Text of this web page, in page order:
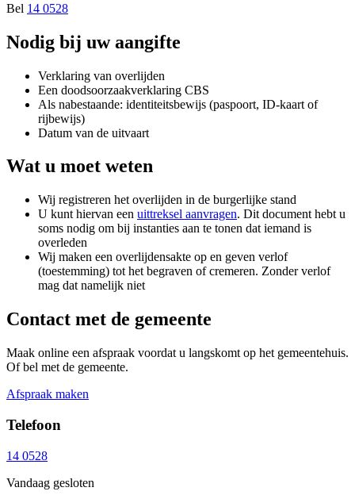
Bel 14 0528
Nodig bij uw aangifte
Verklaring van overlijden
Een doodsoorzaakverklaring CBS
Als nabestaande: identiteitsbewijs (paspoort, ID-kaart of
rijbewijs)
Datum van de uitvaart
Wat u moet weten
Wij registreren het overlijden in de burgerlijke stand
U kunt hiervan een uittreksel aanvragen. Dit document hebt u
soms nodig om bij instanties aan te tonen dat iemand is
overleden
Wij maken een overlijdensakte op en geven verlof
(toestemming) tot het begraven of cremeren. Zonder verlof
mag dat namelijk niet
Contact met de gemeente
Maak online een afspraak voordat u langskomt op het gemeentehuis.
Of bel met de gemeente.
Afspraak maken
Telefoon
14 0528
Vandaag gesloten